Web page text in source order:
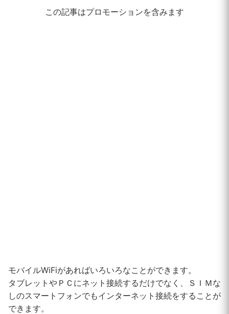
この記事はプロモーションを含みます
モバイルWiFiがあればいろいろなことができます。
タブレットやＰＣにネット接続するだけでなく、ＳＩＭな
しのスマートフォンでもインターネット接続をすることが
できます。